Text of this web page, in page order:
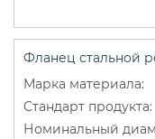
Фланец стальной